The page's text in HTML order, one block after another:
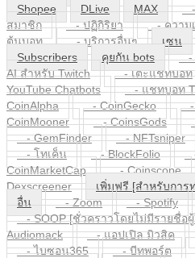
Shopee
DLive MAX -
สมาชิก
- ปฏิกิริยา - ความ
ต้นบอท
- บริการอื่นๆ เซน
Subscribers
คุยกัน bots -
AI สำหรับ Twitch
- เตะแชทบอท
YouTube Chatbots
- แชทบอท
CoinAlpha
- CoinGecko -
CoinMooner
- CoinsGods
- GemFinder
- NFTsniper
- โทเค็น
- BlockFolio -
CoinMarketCap
- Coinscope
Dexscreener
เพิ่มฟรี [สำหรับการ
อื่น
- Zoom - Spotify
- SOOP [ชั่วคราวโดยไม่มีรายชื่อ
Audiomack
- แอปเปิล มิวสิค
- ไบซอน365
- บีทพอร์ต